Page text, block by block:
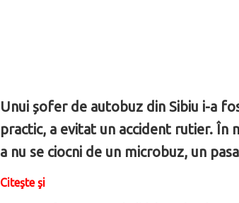
Unui șofer de autobuz din Sibiu i-a
practic, a evitat un accident rutier.
a nu se ciocni de un microbuz, un
Citeşte şi